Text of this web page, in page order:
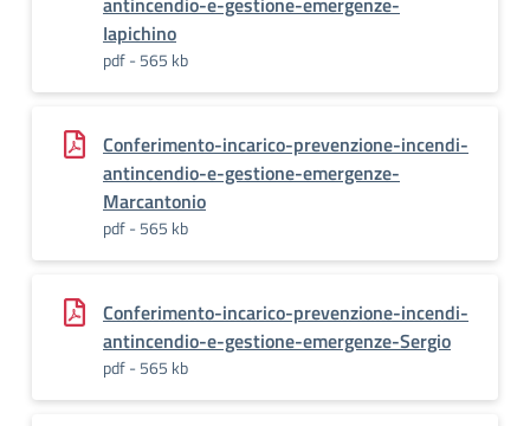
Iapichino
pdf - 565 kb
Conferimento-incarico-prevenzione-incendi-
antincendio-e-gestione-emergenze-
Marcantonio
pdf - 565 kb
Conferimento-incarico-prevenzione-incendi-
antincendio-e-gestione-emergenze-Sergio
pdf - 565 kb